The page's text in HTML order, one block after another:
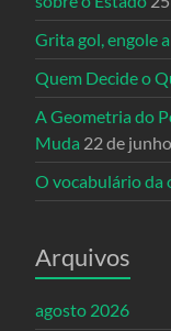
Grita gol, engole
Quem Decide o
A Geometria do
Muda 22 de
O vocabulário da
Arquivos
agosto 2026